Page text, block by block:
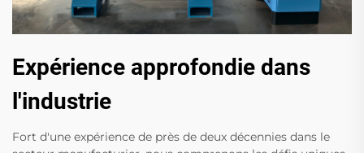
Expérience approfondie dans
l'industrie
Fort d'une expérience de près de deux décennies dans le